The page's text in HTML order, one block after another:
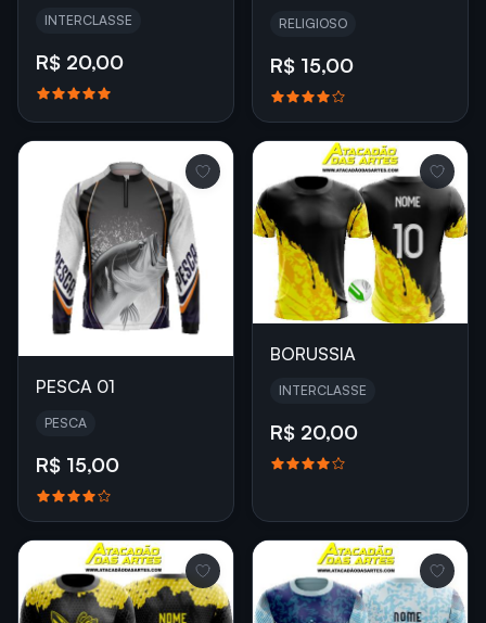
INTERCLASSE
R$ 20,00
RELIGIOSO
R$ 15,00
PESCA 01
PESCA
R$ 15,00
BORUSSIA
INTERCLASSE
R$ 20,00